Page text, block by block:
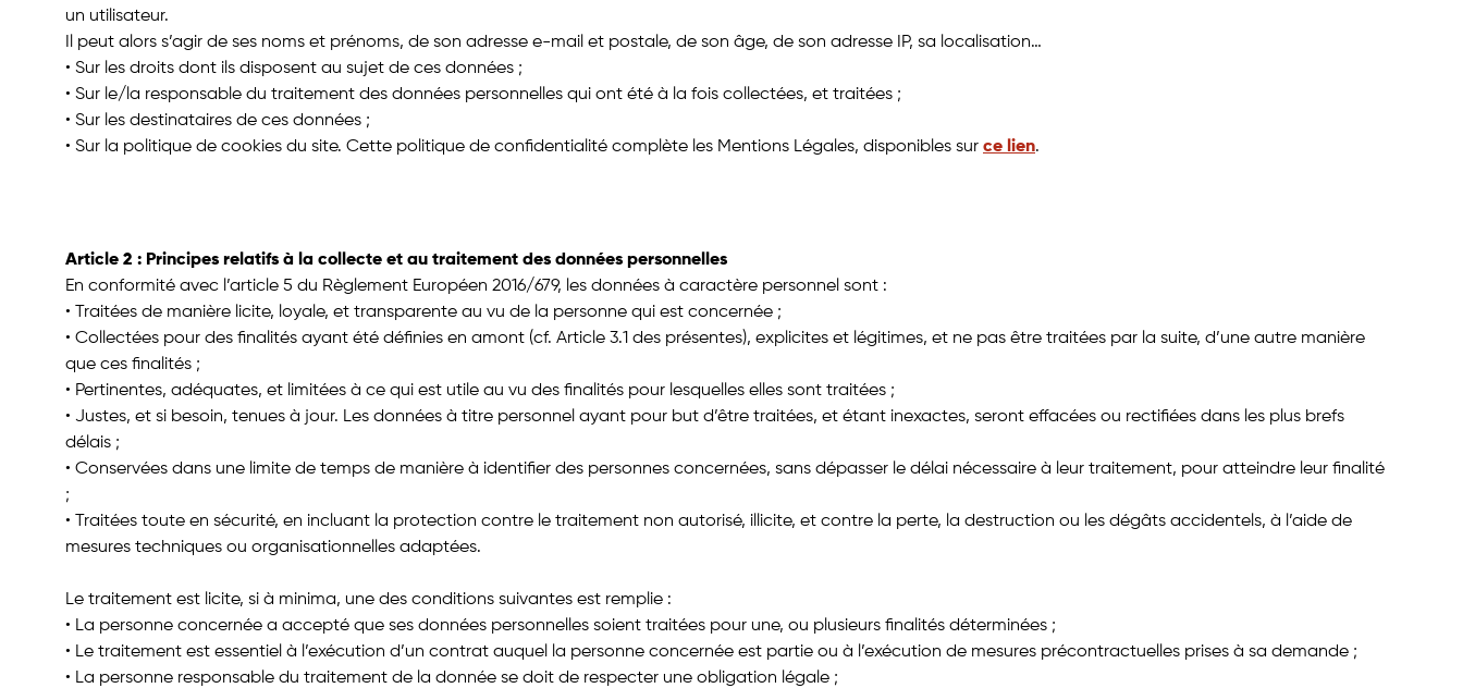
un utilisateur.
Il peut alors s’agir de ses noms et prénoms, de son adresse e-mail et postale, de son âge, de son adresse IP, sa localisation…
• Sur les droits dont ils disposent au sujet de ces données ;
• Sur le/la responsable du traitement des données personnelles qui ont été à la fois collectées, et traitées ;
• Sur les destinataires de ces données ;
• Sur la politique de cookies du site. Cette politique de confidentialité complète les Mentions Légales, disponibles sur ce lien.
Article 2 : Principes relatifs à la collecte et au traitement des données personnelles
En conformité avec l’article 5 du Règlement Européen 2016/679, les données à caractère personnel sont :
• Traitées de manière licite, loyale, et transparente au vu de la personne qui est concernée ;
• Collectées pour des finalités ayant été définies en amont (cf. Article 3.1 des présentes), explicites et légitimes, et ne pas être traitées par la suite, d’une autre manière
que ces finalités ;
• Pertinentes, adéquates, et limitées à ce qui est utile au vu des finalités pour lesquelles elles sont traitées ;
• Justes, et si besoin, tenues à jour. Les données à titre personnel ayant pour but d’être traitées, et étant inexactes, seront effacées ou rectifiées dans les plus brefs
délais ;
• Conservées dans une limite de temps de manière à identifier des personnes concernées, sans dépasser le délai nécessaire à leur traitement, pour atteindre leur finalité
;
• Traitées toute en sécurité, en incluant la protection contre le traitement non autorisé, illicite, et contre la perte, la destruction ou les dégâts accidentels, à l’aide de
mesures techniques ou organisationnelles adaptées.
Le traitement est licite, si à minima, une des conditions suivantes est remplie :
• La personne concernée a accepté que ses données personnelles soient traitées pour une, ou plusieurs finalités déterminées ;
• Le traitement est essentiel à l’exécution d’un contrat auquel la personne concernée est partie ou à l’exécution de mesures précontractuelles prises à sa demande ;
• La personne responsable du traitement de la donnée se doit de respecter une obligation légale ;